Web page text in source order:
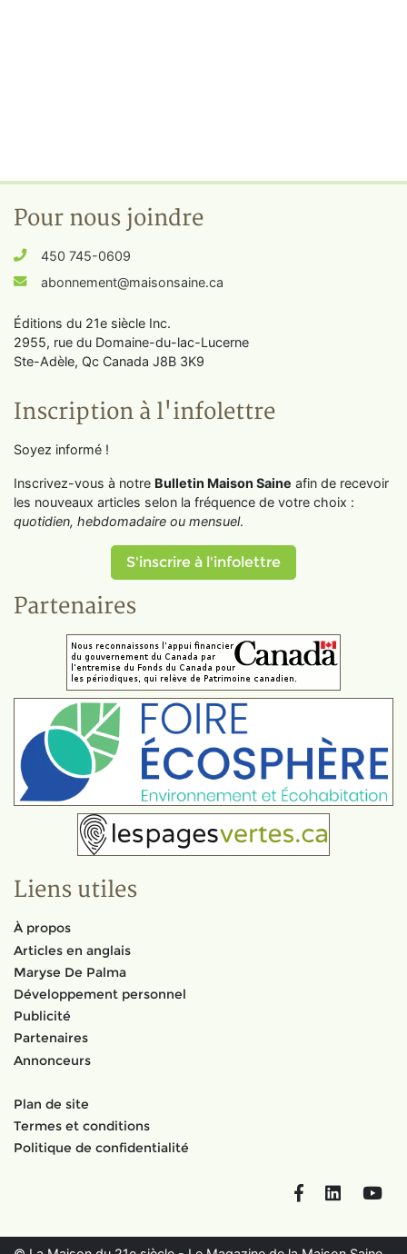
Pour nous joindre
450 745-0609
abonnement@maisonsaine.ca
Éditions du 21e siècle Inc.
2955, rue du Domaine-du-lac-Lucerne
Ste-Adèle, Qc Canada J8B 3K9
Inscription à l'infolettre
Soyez informé !
Inscrivez-vous à notre Bulletin Maison Saine afin de recevoir
les nouveaux articles selon la fréquence de votre choix :
quotidien, hebdomadaire ou mensuel.
S'inscrire à l'infolettre
Partenaires
Liens utiles
À propos
Articles en anglais
Maryse De Palma
Développement personnel
Publicité
Partenaires
Annonceurs
Plan de site
Termes et conditions
Politique de confidentialité
FacebookLinkedIn